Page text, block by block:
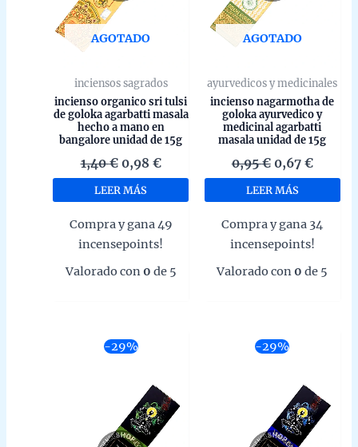
AGOTADO
inciensos sagrados
incienso organico sri tulsi
de goloka agarbatti masala
hecho a mano en
bangalore unidad de 15g
1,40€ El
precio
original
1,40 €.
0,98 €El
precio
0,98 €.
LEER MÁS
Compra y gana 49
incensepoints!
Valorado con0 de 5
AGOTADO
ayurvedicos y medicinales
incienso nagarmotha de
goloka ayurvedico y
medicinal agarbatti
masala unidad de 15g
0,95€ El
precio
original
0,95 €.
0,67 €El
precio
0,67 €.
LEER MÁS
Compra y gana 34
incensepoints!
Valorado con0 de 5
-29% -29%